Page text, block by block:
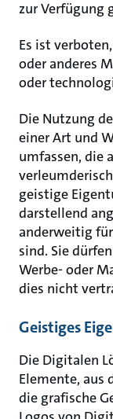
zur Verfügung
Es ist
oder anderes
oder
Die Nutzung
einer Art und
umfassen, die
geistige
darstellend
anderweitig
sind. Sie
Werbe- oder
dies nicht
Geistiges
Die Digitalen
Elemente, aus
die grafische